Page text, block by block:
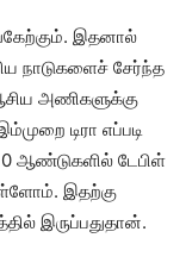
இதனால்
நாடுகளைச் சேர்ந்த
அணிகளுக்கு
டிரா எப்படி
ஆண்டுகளில் டேபிள்
இதற்கு
இருப்பதுதான்.